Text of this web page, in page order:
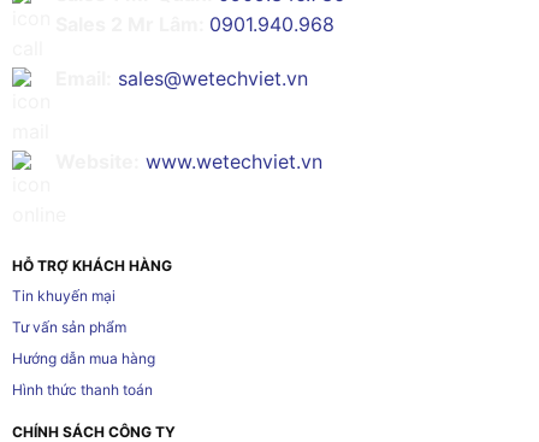
0901.940.968
sales@wetechviet.vn
www.wetechviet.vn
HỖ TRỢ KHÁCH HÀNG
Tin khuyến mại
Tư vấn sản phẩm
Hướng dẫn mua hàng
Hình thức thanh toán
CHÍNH SÁCH CÔNG TY